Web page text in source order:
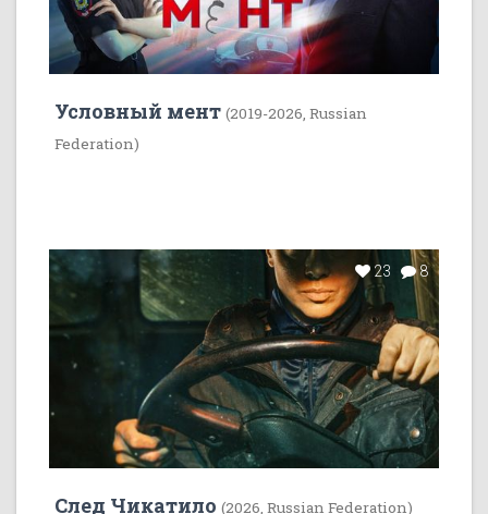
Условный мент (2019-2026, Russian
Federation)
23 8
След Чикатило (2026, Russian Federation)